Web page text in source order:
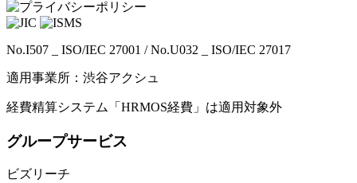
No.I507 _ ISO/IEC 27001 / No.U032 _ ISO/IEC 27017
適用事業所：渋谷アクシュ
経費精算システム「HRMOS経費」は適用対象外
グループサービス
ビズリーチ